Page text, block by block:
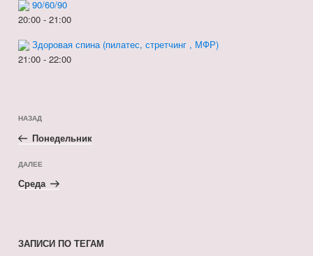
90/60/90
20:00 -21:00
Здоровая спина (пилатес, стретчинг , МФР)
21:00 -22:00
Навигация
по
записям
Предыдущая
запись:
НАЗАД
Понедельник
Следующая
запись
ДАЛЕЕ
Среда
ЗАПИСИ ПО ТЕГАМ